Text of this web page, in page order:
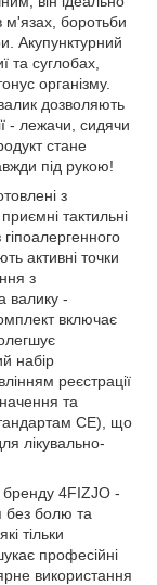
м'язах, боротьби
Акупунктурний
суглобах,
організму.
дозволяють
- лежачи, сидячи
стане
під рукою!
з
тактильні
активні точки
з
валику -
включає
набір
реєстрації
та
CE), що
лікувально-
бренду 4FIZJO -
без болю та
тільки
професійні
використання